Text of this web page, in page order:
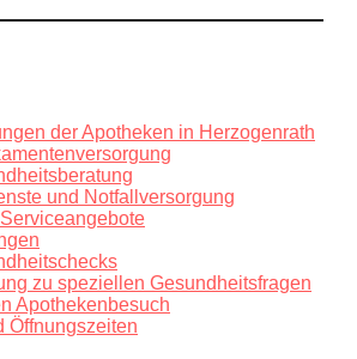
der Apotheken in Herzogenrath
und Notfallversorgung
zu speziellen Gesundheitsfragen
Apothekenbesuch
Öffnungszeiten